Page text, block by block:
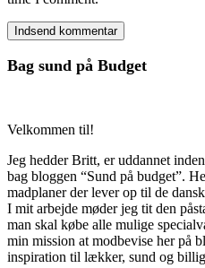
Bag sund på Budget
Velkommen til!
Jeg hedder Britt, er uddannet
bag bloggen “Sund på budget”.
madplaner der lever op til de
I mit arbejde møder jeg tit den
man skal købe alle mulige
min mission at modbevise her på
inspiration til lækker, sund og